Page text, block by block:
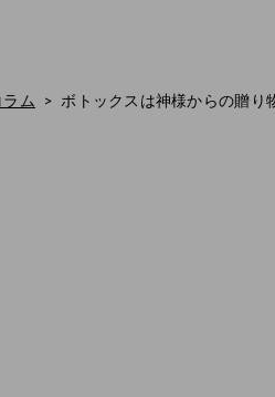
ラム ボトックスは神様からの贈り